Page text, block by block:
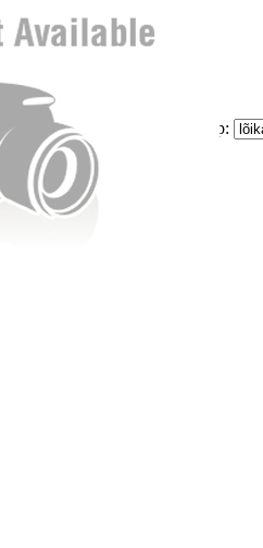
Paberi tüüp:
Lõike tüüp: